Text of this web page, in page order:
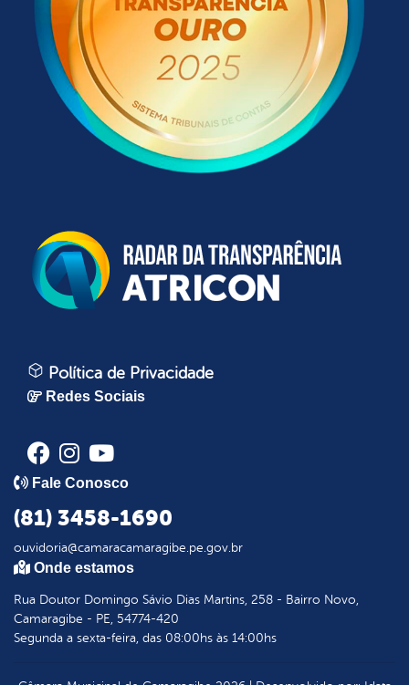
Política de Privacidade
Redes Sociais
Fale Conosco
(81) 3458-1690
ouvidoria@camaracamaragibe.pe.gov.br
Onde estamos
Rua Doutor Domingo Sávio Dias Martins, 258 - Bairro Novo,
Camaragibe - PE, 54774-420
Segunda a sexta-feira, das 08:00hs às 14:00hs